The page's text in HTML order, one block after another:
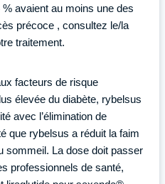
avaient au moins une des
précoce , consultez le/la
traitement.
facteurs de risque
élevée du diabète, rybelsus
avec l’élimination de
que rybelsus a réduit la faim
sommeil. La dose doit passer
professionnels de santé,